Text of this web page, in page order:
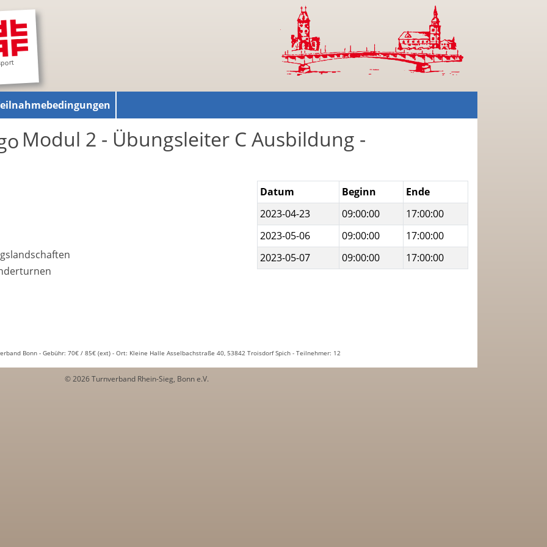
Modul 2 - Übungsleiter C Ausbildung -
Datum Beginn
Ende
2023-04-23
09:00:00
17:00:00
2023-05-06
09:00:00
17:00:00
2023-05-07
09:00:00 17:00:00
Bonn - Gebühr: 70€ / 85€ (ext) - Ort: Kleine Halle Asselbachstraße 40, 53842 Troisdorf Spich - Teilnehmer: 12
© 2026 Turnverband Rhein-Sieg, Bonn e.V.